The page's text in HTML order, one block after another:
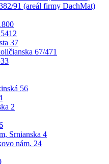
91 (areál firmy DachMat)
37
67/471
56
2
Srnianska 4
nám. 24